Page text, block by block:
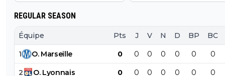
REGULAR SEASON
Équipe Pts J V N D BP BC
1 O. Marseille 0 0 0 0 0 0 0
2 O. Lyonnais 0 0 0 0 0 0 0